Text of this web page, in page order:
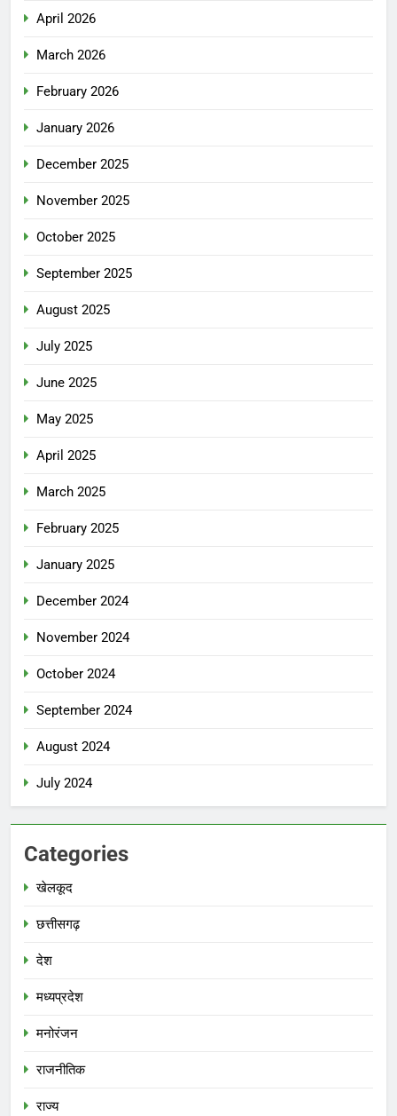
April 2026
March 2026
February 2026
January 2026
December 2025
November 2025
October 2025
September 2025
August 2025
July 2025
June 2025
May 2025
April 2025
March 2025
February 2025
January 2025
December 2024
November 2024
October 2024
September 2024
August 2024
July 2024
Categories
खेलकूद
छत्तीसगढ़
देश
मध्‍यप्रदेश
मनोरंजन
राजनीतिक
राज्य